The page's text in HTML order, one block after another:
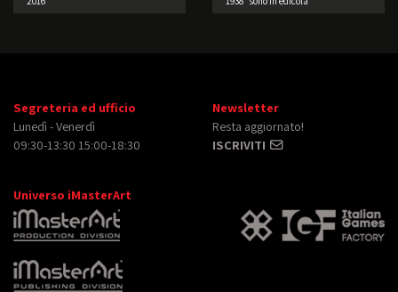
Segreteria ed ufficio
Lunedì - Venerdì
09:30-13:30 15:00-18:30
Newsletter
Resta aggiornato!
ISCRIVITI
Universo iMasterArt